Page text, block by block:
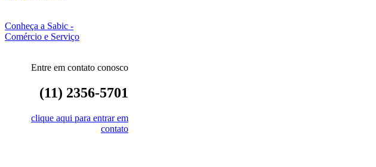
Conheça a Sabic -
Comércio e Serviço
Entre em contato conosco
(11) 2356-5701
clique aqui para entrar em
contato